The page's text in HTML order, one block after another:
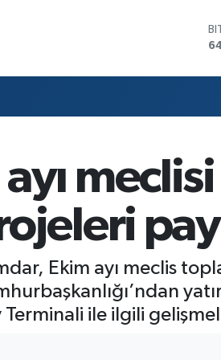
Ekim ayı meclis
ile ilgili